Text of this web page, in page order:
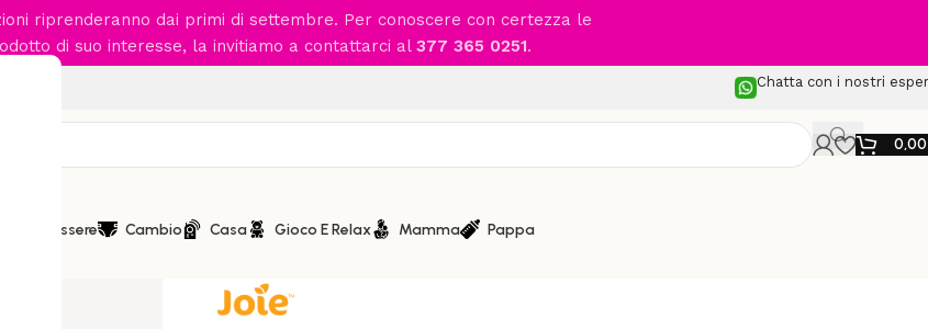
riprenderanno dai primi di settembre. Per conoscere con certezza le
di suo interesse, la invitiamo a contattarci al 377 365 0251.
Chatta con i nostri
Benessere Cambio Casa Gioco E Relax Mamma Pappa
Home/Viaggio in Auto/Seggiolini Auto da 0 a 4 anni